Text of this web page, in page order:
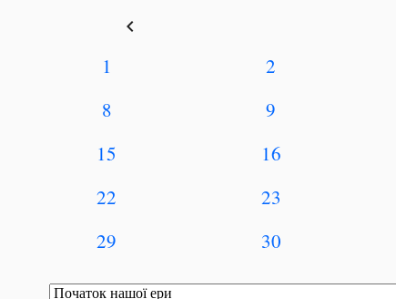
keyboard_arrow_left
1 2
8
9
15
16
22
23
29
30